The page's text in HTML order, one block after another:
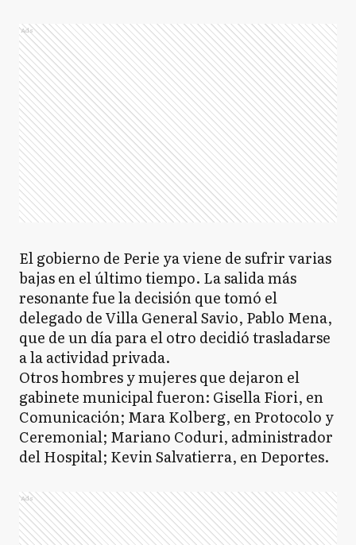
Ads
El gobierno de Perie ya viene de sufrir varias
bajas en el último tiempo. La salida más
resonante fue la decisión que tomó el
delegado de Villa General Savio, Pablo Mena,
que de un día para el otro decidió trasladarse
a la actividad privada.
Otros hombres y mujeres que dejaron el
gabinete municipal fueron: Gisella Fiori, en
Comunicación; Mara Kolberg, en Protocolo y
Ceremonial; Mariano Coduri, administrador
del Hospital; Kevin Salvatierra, en Deportes.
Ads